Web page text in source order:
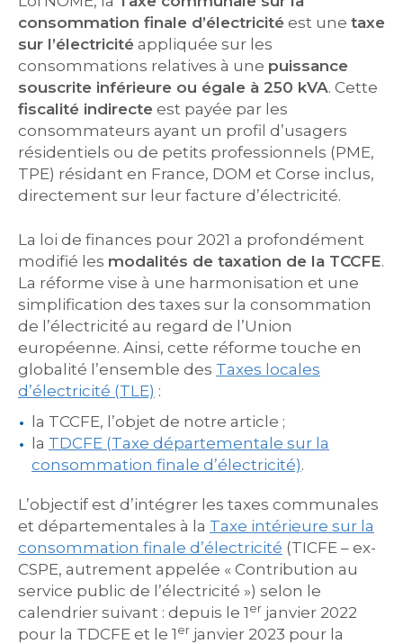
consommation finale d’électricité est une taxe
sur l’électricité appliquée sur les
consommations relatives à une puissance
souscrite inférieure ou égale à 250 kVA. Cette
fiscalité indirecte est payée par les
consommateurs ayant un profil d’usagers
résidentiels ou de petits professionnels (PME,
TPE) résidant en France, DOM et Corse inclus,
directement sur leur facture d’électricité.
La loi de finances pour 2021 a profondément
modifié les modalités de taxation de la TCCFE.
La réforme vise à une harmonisation et une
simplification des taxes sur la consommation
de l’électricité au regard de l’Union
européenne. Ainsi, cette réforme touche en
globalité l’ensemble des Taxes locales
d’électricité (TLE) :
la TCCFE, l’objet de notre article ;
la TDCFE (Taxe départementale sur la
consommation finale d’électricité).
L’objectif est d’intégrer les taxes communales
et départementales à la Taxe intérieure sur la
consommation finale d’électricité (TICFE – ex-
CSPE, autrement appelée « Contribution au
service public de l’électricité ») selon le
calendrier suivant : depuis le 1 er janvier 2022
pour la TDCFE et le 1 er janvier 2023 pour la